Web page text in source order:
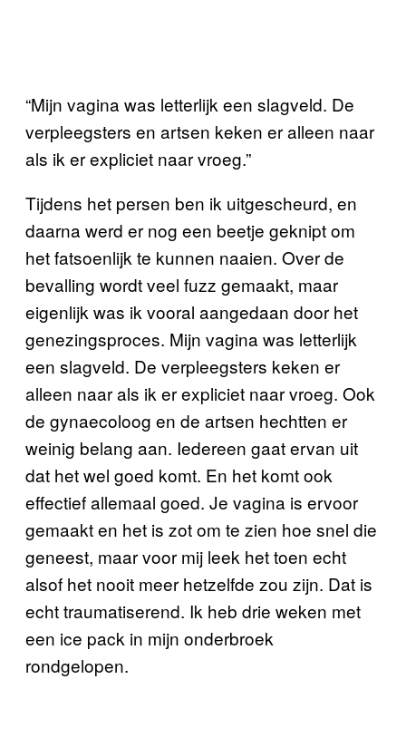
“Mijn vagina was letterlijk een slagveld. De
verpleegsters en artsen keken er alleen naar
als ik er expliciet naar vroeg.”
Tijdens het persen ben ik uitgescheurd, en
daarna werd er nog een beetje geknipt om
het fatsoenlijk te kunnen naaien. Over de
bevalling wordt veel fuzz gemaakt, maar
eigenlijk was ik vooral aangedaan door het
genezingsproces. Mijn vagina was letterlijk
een slagveld. De verpleegsters keken er
alleen naar als ik er expliciet naar vroeg. Ook
de gynaecoloog en de artsen hechtten er
weinig belang aan. Iedereen gaat ervan uit
dat het wel goed komt. En het komt ook
effectief allemaal goed. Je vagina is ervoor
gemaakt en het is zot om te zien hoe snel die
geneest, maar voor mij leek het toen echt
alsof het nooit meer hetzelfde zou zijn. Dat is
echt traumatiserend. Ik heb drie weken met
een ice pack in mijn onderbroek
rondgelopen.